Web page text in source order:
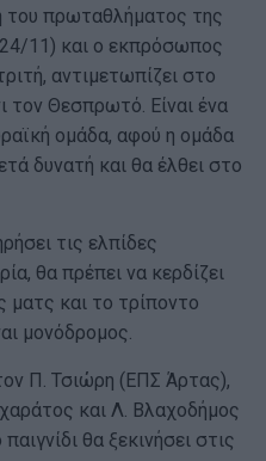
του πρωταθλήματος της
(24/11) και ο εκπρόσωπος
αντιμετωπίζει στο
τον Θεσπρωτό. Είναι ένα
ομάδα, αφού η ομάδα
δυνατή και θα έλθει στο
τις ελπίδες
θα πρέπει να κερδίζει
ματς και το τρίποντο
μονόδρομος.
Π. Τσιώρη (ΕΠΣ Άρτας),
και Λ. Βλαχοδήμος
θα ξεκινήσει στις